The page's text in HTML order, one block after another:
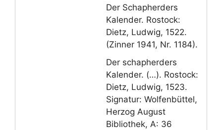
Der Schapherders
Kalender. Rostock:
Dietz, Ludwig, 1522.
(Zinner 1941, Nr. 1184).
Der schapherders
Kalender. (…). Rostock:
Dietz, Ludwig, 1523.
Signatur: Wolfenbüttel,
Herzog August
Bibliothek, A: 36